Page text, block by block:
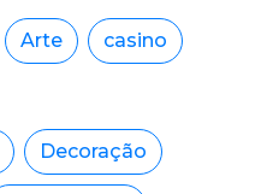
Arte casino
Decoração